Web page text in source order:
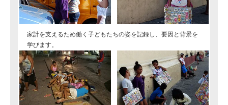
家計を支えるため働く子どもたちの姿を記録し、要因と背景を
学びます。